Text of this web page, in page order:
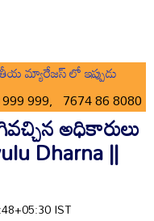
మ్యారేజస్ లో ఇప్పుడు
999, 7674 86 8080
అధికారులు
Dharna ||
IST